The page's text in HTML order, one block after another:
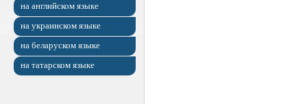
на английском языке
на украинском языке
на беларуском языке
на татарском языке